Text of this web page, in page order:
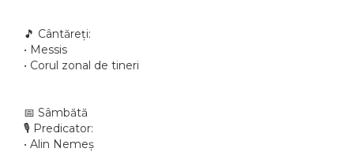
🎵 Cântăreți:
• Messis
• Corul zonal de tineri
📅 Sâmbătă
🎙️ Predicator:
• Alin Nemeș